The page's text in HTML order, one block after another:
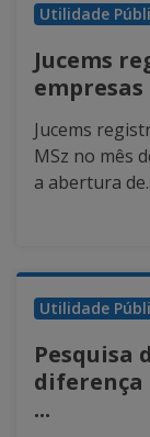
Utilidade
Jucems
empresas
Jucems
MSz no mês
a abertura
Utilidade
Pesquisa
diferença
...